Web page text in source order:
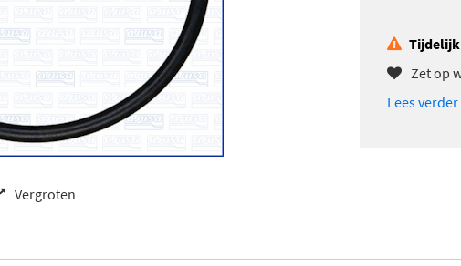
Vergroten
Zet op
Lees verder